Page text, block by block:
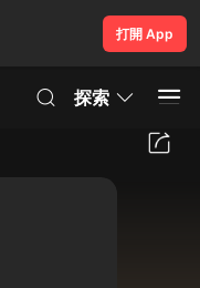
打開 App
探索